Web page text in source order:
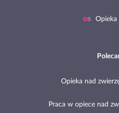
Opieka
Opieka nad
Praca w opiece nad